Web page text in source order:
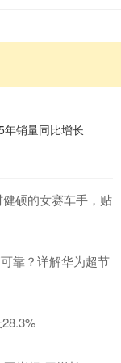
销量同比增长
硕的女赛车手，贴
靠？详解华为超节